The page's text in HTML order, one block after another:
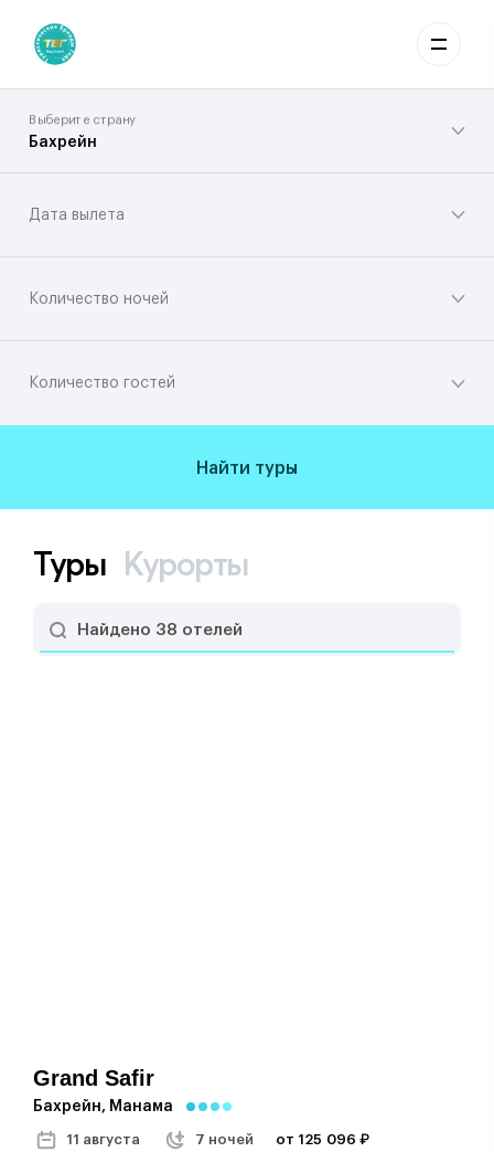
Бахрейн
Выберите страну
Дата вылета
Количество ночей
Количество гостей
Найти туры
Туры Курорты
Найдено 38 отелей
Grand Safir
Бахрейн, Манама
11 августа 7 ночей от 125 096 ₽